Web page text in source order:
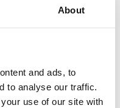
About
and ads, to
to analyse our traffic.
use of our site with